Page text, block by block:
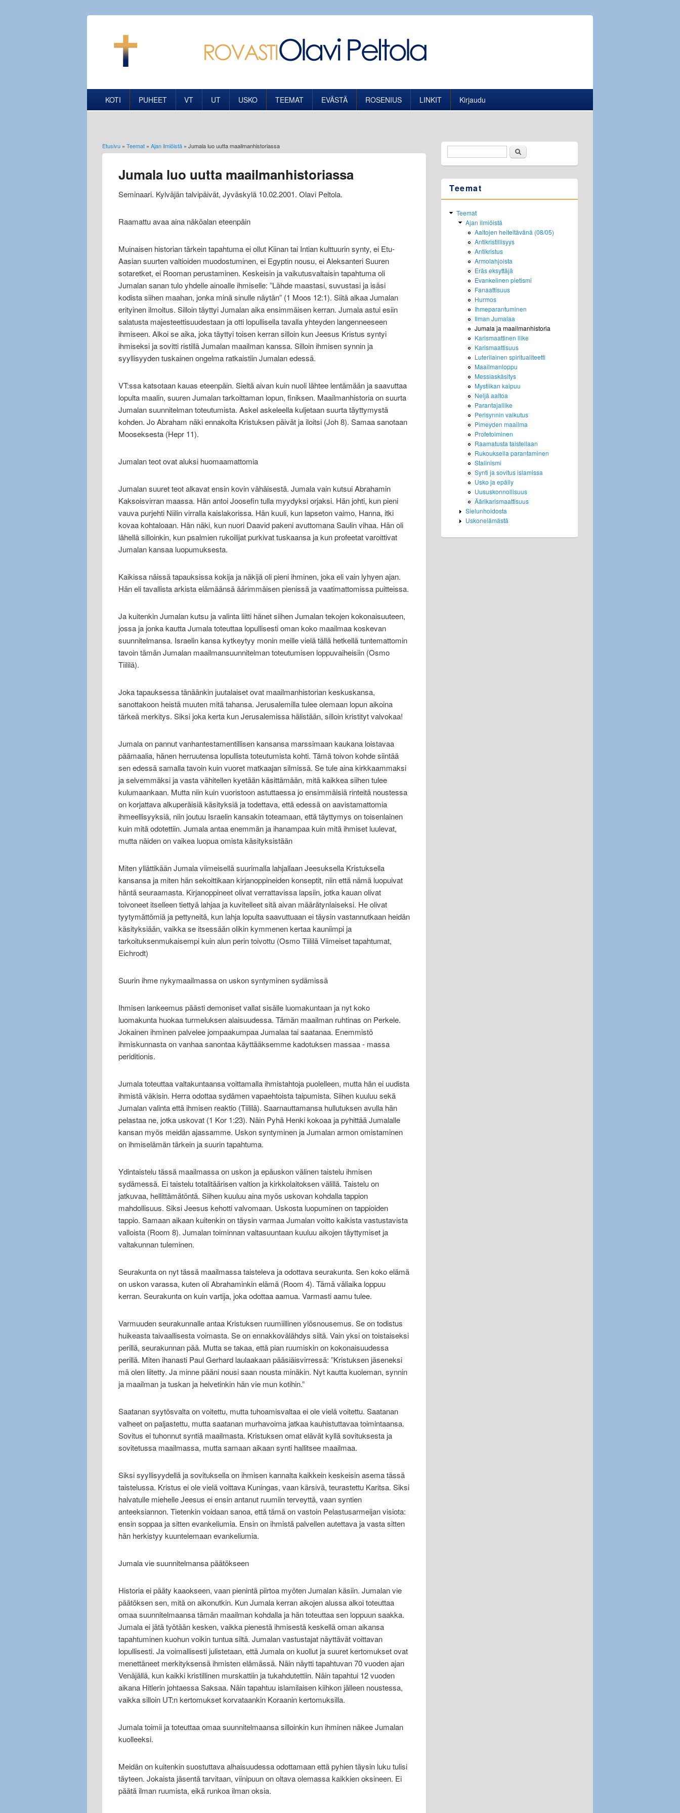
KOTI PUHEET VT UT USKO TEEMAT EVÄSTÄ ROSENIUS LINKIT Kirjaudu
Olet täällä
Etusivu » Teemat » Ajan ilmiöistä » Jumala luo uutta maailmanhistoriassa
Jumala luo uutta maailmanhistoriassa
Seminaari. Kylväjän talvipäivät, Jyväskylä 10.02.2001. Olavi Peltola.
Raamattu avaa aina näköalan eteenpäin
Muinaisen historian tärkein tapahtuma ei ollut Kiinan tai Intian kulttuurin synty, ei Etu-
Aasian suurten valtioiden muodostuminen, ei Egyptin nousu, ei Aleksanteri Suuren
sotaretket, ei Rooman perustaminen. Keskeisin ja vaikutusvaltaisin tapahtuma oli
Jumalan sanan tulo yhdelle ainoalle ihmiselle: ”Lähde maastasi, suvustasi ja isäsi
kodista siihen maahan, jonka minä sinulle näytän” (1 Moos 12:1). Siitä alkaa Jumalan
erityinen ilmoitus. Silloin täyttyi Jumalan aika ensimmäisen kerran. Jumala astui esiin
salatusta majesteettisuudestaan ja otti lopullisella tavalla yhteyden langenneeseen
ihmiseen. Alkoi se aika, joka täyttyi toisen kerran silloin kun Jeesus Kristus syntyi
ihmiseksi ja sovitti ristillä Jumalan maailman kanssa. Silloin ihmisen synnin ja
syyllisyyden tuskainen ongelma ratkaistiin Jumalan edessä.
VT:ssa katsotaan kauas eteenpäin. Sieltä aivan kuin nuoli lähtee lentämään ja saavuttaa
lopulta maalin, suuren Jumalan tarkoittaman lopun, finiksen. Maailmanhistoria on suurta
Jumalan suunnitelman toteutumista. Askel askeleella kuljetaan suurta täyttymystä
kohden. Jo Abraham näki ennakolta Kristuksen päivät ja iloitsi (Joh 8). Samaa sanotaan
Mooseksesta (Hepr 11).
Jumalan teot ovat aluksi huomaamattomia
Jumalan suuret teot alkavat ensin kovin vähäisestä. Jumala vain kutsui Abrahamin
Kaksoisvirran maassa. Hän antoi Joosefin tulla myydyksi orjaksi. Hän johti, kun pieni
vauva purjehti Niilin virralla kaislakorissa. Hän kuuli, kun lapseton vaimo, Hanna, itki
kovaa kohtaloaan. Hän näki, kun nuori Daavid pakeni avuttomana Saulin vihaa. Hän oli
lähellä silloinkin, kun psalmien rukoilijat purkivat tuskaansa ja kun profeetat varoittivat
Jumalan kansaa luopumuksesta.
Kaikissa näissä tapauksissa kokija ja näkijä oli pieni ihminen, joka eli vain lyhyen ajan.
Hän eli tavallista arkista elämäänsä äärimmäisen pienissä ja vaatimattomissa puitteissa.
Ja kuitenkin Jumalan kutsu ja valinta liitti hänet siihen Jumalan tekojen kokonaisuuteen,
jossa ja jonka kautta Jumala toteuttaa lopullisesti oman koko maailmaa koskevan
suunnitelmansa. Israelin kansa kytkeytyy monin meille vielä tällä hetkellä tuntemattomin
tavoin tämän Jumalan maailmansuunnitelman toteutumisen loppuvaiheisiin (Osmo
Tiililä).
Joka tapauksessa tänäänkin juutalaiset ovat maailmanhistorian keskuskansa,
sanottakoon heistä muuten mitä tahansa. Jerusalemilla tulee olemaan lopun aikoina
tärkeä merkitys. Siksi joka kerta kun Jerusalemissa hälistään, silloin kristityt valvokaa!
Jumala on pannut vanhantestamentillisen kansansa marssimaan kaukana loistavaa
päämaalia, hänen herruutensa lopullista toteutumista kohti. Tämä toivon kohde siintää
sen edessä samalla tavoin kuin vuoret matkaajan silmissä. Se tule aina kirkkaammaksi
ja selvemmäksi ja vasta vähitellen kyetään käsittämään, mitä kaikkea siihen tulee
kulumaankaan. Mutta niin kuin vuoristoon astuttaessa jo ensimmäisiä rinteitä noustessa
on korjattava alkuperäisiä käsityksiä ja todettava, että edessä on aavistamattomia
ihmeellisyyksiä, niin joutuu Israelin kansakin toteamaan, että täyttymys on toisenlainen
kuin mitä odotettiin. Jumala antaa enemmän ja ihanampaa kuin mitä ihmiset luulevat,
mutta näiden on vaikea luopua omista käsityksistään
Miten yllättikään Jumala viimeisellä suurimalla lahjallaan Jeesuksella Kristuksella
kansansa ja miten hän sekoittikaan kirjanoppineiden konseptit, niin että nämä luopuivat
häntä seuraamasta. Kirjanoppineet olivat verrattavissa lapsiin, jotka kauan olivat
toivoneet itselleen tiettyä lahjaa ja kuvitelleet sitä aivan määrätynlaiseksi. He olivat
tyytymättömiä ja pettyneitä, kun lahja lopulta saavuttuaan ei täysin vastannutkaan heidän
käsityksiään, vaikka se itsessään olikin kymmenen kertaa kauniimpi ja
tarkoituksenmukaisempi kuin alun perin toivottu (Osmo Tiililä Viimeiset tapahtumat,
Eichrodt)
Suurin ihme nykymaailmassa on uskon syntyminen sydämissä
Ihmisen lankeemus päästi demoniset vallat sisälle luomakuntaan ja nyt koko
luomakunta huokaa turmeluksen alaisuudessa. Tämän maailman ruhtinas on Perkele.
Jokainen ihminen palvelee jompaakumpaa Jumalaa tai saatanaa. Enemmistö
ihmiskunnasta on vanhaa sanontaa käyttääksemme kadotuksen massaa - massa
periditionis.
Jumala toteuttaa valtakuntaansa voittamalla ihmistahtoja puolelleen, mutta hän ei uudista
ihmistä väkisin. Herra odottaa sydämen vapaehtoista taipumista. Siihen kuuluu sekä
Jumalan valinta että ihmisen reaktio (Tiililä). Saarnauttamansa hullutuksen avulla hän
pelastaa ne, jotka uskovat (1 Kor 1:23). Näin Pyhä Henki kokoaa ja pyhittää Jumalalle
kansan myös meidän ajassamme. Uskon syntyminen ja Jumalan armon omistaminen
on ihmiselämän tärkein ja suurin tapahtuma.
Ydintaistelu tässä maailmassa on uskon ja epäuskon välinen taistelu ihmisen
sydämessä. Ei taistelu totalitäärisen valtion ja kirkkolaitoksen välillä. Taistelu on
jatkuvaa, hellittämätöntä. Siihen kuuluu aina myös uskovan kohdalla tappion
mahdollisuus. Siksi Jeesus kehotti valvomaan. Uskosta luopuminen on tappioiden
tappio. Samaan aikaan kuitenkin on täysin varmaa Jumalan voitto kaikista vastustavista
valloista (Room 8). Jumalan toiminnan valtasuuntaan kuuluu aikojen täyttymiset ja
valtakunnan tuleminen.
Seurakunta on nyt tässä maailmassa taisteleva ja odottava seurakunta. Sen koko elämä
on uskon varassa, kuten oli Abrahaminkin elämä (Room 4). Tämä väliaika loppuu
kerran. Seurakunta on kuin vartija, joka odottaa aamua. Varmasti aamu tulee.
Varmuuden seurakunnalle antaa Kristuksen ruumiillinen ylösnousemus. Se on todistus
huikeasta taivaallisesta voimasta. Se on ennakkovälähdys siitä. Vain yksi on toistaiseksi
perillä, seurakunnan pää. Mutta se takaa, että pian ruumiskin on kokonaisuudessa
perillä. Miten ihanasti Paul Gerhard laulaakaan pääsiäisvirressä: ”Kristuksen jäseneksi
mä olen liitetty. Ja minne pääni nousi saan nousta minäkin. Nyt kautta kuoleman, synnin
ja maailman ja tuskan ja helvetinkin hän vie mun kotihin.”
Saatanan syytösvalta on voitettu, mutta tuhoamisvaltaa ei ole vielä voitettu. Saatanan
valheet on paljastettu, mutta saatanan murhavoima jatkaa kauhistuttavaa toimintaansa.
Sovitus ei tuhonnut syntiä maailmasta. Kristuksen omat elävät kyllä sovituksesta ja
sovitetussa maailmassa, mutta samaan aikaan synti hallitsee maailmaa.
Siksi syyllisyydellä ja sovituksella on ihmisen kannalta kaikkein keskeisin asema tässä
taistelussa. Kristus ei ole vielä voittava Kuningas, vaan kärsivä, teurastettu Karitsa. Siksi
halvatulle miehelle Jeesus ei ensin antanut ruumiin terveyttä, vaan syntien
anteeksiannon. Tietenkin voidaan sanoa, että tämä on vastoin Pelastusarmeijan visiota:
ensin soppaa ja sitten evankeliumia. Ensin on ihmistä palvellen autettava ja vasta sitten
hän herkistyy kuuntelemaan evankeliumia.
Jumala vie suunnitelmansa päätökseen
Historia ei pääty kaaokseen, vaan pienintä piirtoa myöten Jumalan käsiin. Jumalan vie
päätöksen sen, mitä on aikonutkin. Kun Jumala kerran aikojen alussa alkoi toteuttaa
omaa suunnitelmaansa tämän maailman kohdalla ja hän toteuttaa sen loppuun saakka.
Jumala ei jätä työtään kesken, vaikka pienestä ihmisestä keskellä oman aikansa
tapahtuminen kuohun voikin tuntua siltä. Jumalan vastustajat näyttävät voittavan
lopullisesti. Ja voimallisesti julistetaan, että Jumala on kuollut ja suuret kertomukset ovat
menettäneet merkityksensä ihmisten elämässä. Näin näytti tapahtuvan 70 vuoden ajan
Venäjällä, kun kaikki kristillinen murskattiin ja tukahdutettiin. Näin tapahtui 12 vuoden
aikana Hitlerin johtaessa Saksaa. Näin tapahtuu islamilaisen kiihkon jälleen noustessa,
vaikka silloin UT:n kertomukset korvataankin Koraanin kertomuksilla.
Jumala toimii ja toteuttaa omaa suunnitelmaansa silloinkin kun ihminen näkee Jumalan
kuolleeksi.
Meidän on kuitenkin suostuttava alhaisuudessa odottamaan että pyhien täysin luku tulisi
täyteen. Jokaista jäsentä tarvitaan, viinipuun on oltava olemassa kaikkien oksineen. Ei
päätä ilman ruumista, eikä runkoa ilman oksia.
HakulomakeEtsi
Teemat
Teemat
Ajan ilmiöistä
Aaltojen heiteltävänä (08/05)
Antikristillisyys
Antikristus
Armolahjoista
Eräs eksyttäjä
Evankelinen pietismi
Fanaattisuus
Hurmos
Ihmeparantuminen
Ilman Jumalaa
Jumala ja maailmanhistoria
Karismaattinen liike
Karismaattisuus
Luterilainen spiritualiteetti
Maailmanloppu
Messiaskäsitys
Mystiikan kaipuu
Neljä aaltoa
Parantajaliike
Perisynnin vaikutus
Pimeyden maailma
Profetoiminen
Raamatusta taistellaan
Rukouksella parantaminen
Stalinismi
Synti ja sovitus islamissa
Usko ja epäily
Uususkonnollisuus
Äärikarismaattisuus
Sielunhoidosta
Uskonelämästä